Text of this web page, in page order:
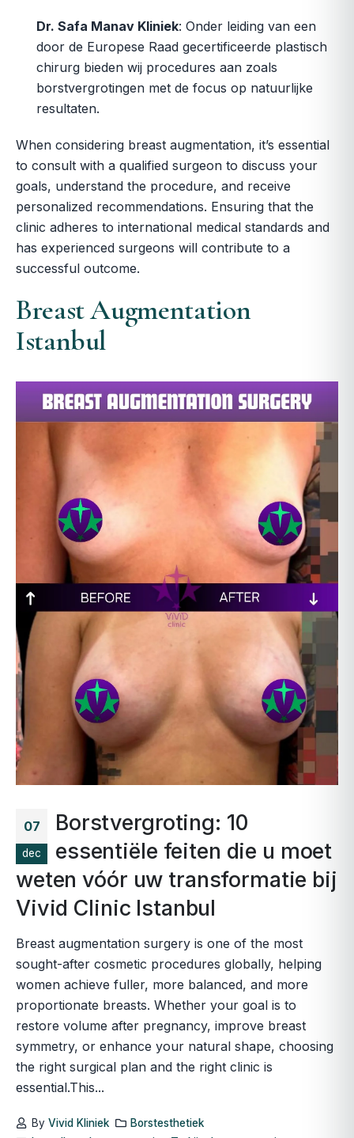
Dr. Safa Manav Kliniek: Onder leiding van een
door de Europese Raad gecertificeerde plastisch
chirurg bieden wij procedures aan zoals
borstvergrotingen met de focus op natuurlijke
resultaten.
When considering breast augmentation, it’s essential
to consult with a qualified surgeon to discuss your
goals, understand the procedure, and receive
personalized recommendations. Ensuring that the
clinic adheres to international medical standards and
has experienced surgeons will contribute to a
successful outcome.
Breast Augmentation
Istanbul
07
dec
Borstvergroting: 10
essentiële feiten die u moet
weten vóór uw transformatie bij
Vivid Clinic Istanbul
Breast augmentation surgery is one of the most
sought-after cosmetic procedures globally, helping
women achieve fuller, more balanced, and more
proportionate breasts. Whether your goal is to
restore volume after pregnancy, improve breast
symmetry, or enhance your natural shape, choosing
the right surgical plan and the right clinic is
essential.This...
By Vivid Kliniek
Borstesthetiek